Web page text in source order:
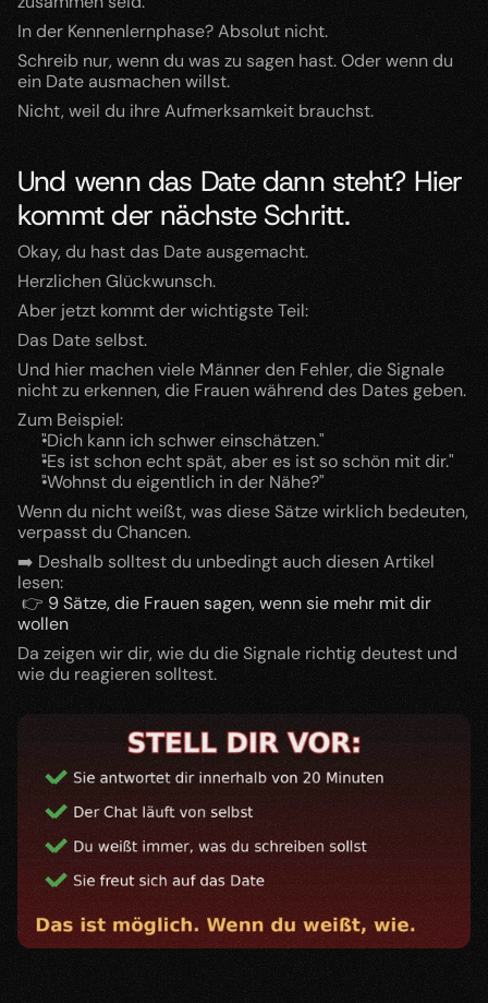
In der Kennenlernphase? Absolut nicht.
Schreib nur, wenn du was zu sagen hast. Oder wenn du
ein Date ausmachen willst.
Nicht, weil du ihre Aufmerksamkeit brauchst.
Und wenn das Date dann steht? Hier
kommt der nächste Schritt.
Okay, du hast das Date ausgemacht.
Herzlichen Glückwunsch.
Aber jetzt kommt der wichtigste Teil:
Das Date selbst.
Und hier machen viele Männer den Fehler, die Signale
nicht zu erkennen, die Frauen während des Dates geben.
Zum Beispiel:
"Dich kann ich schwer einschätzen."
"Es ist schon echt spät, aber es ist so schön mit dir."
"Wohnst du eigentlich in der Nähe?"
Wenn du nicht weißt, was diese Sätze wirklich bedeuten,
verpasst du Chancen.
➡️ Deshalb solltest du unbedingt auch diesen Artikel
lesen:
👉 9 Sätze, die Frauen sagen, wenn sie mehr mit dir
wollen
Da zeigen wir dir, wie du die Signale richtig deutest und
wie du reagieren solltest.